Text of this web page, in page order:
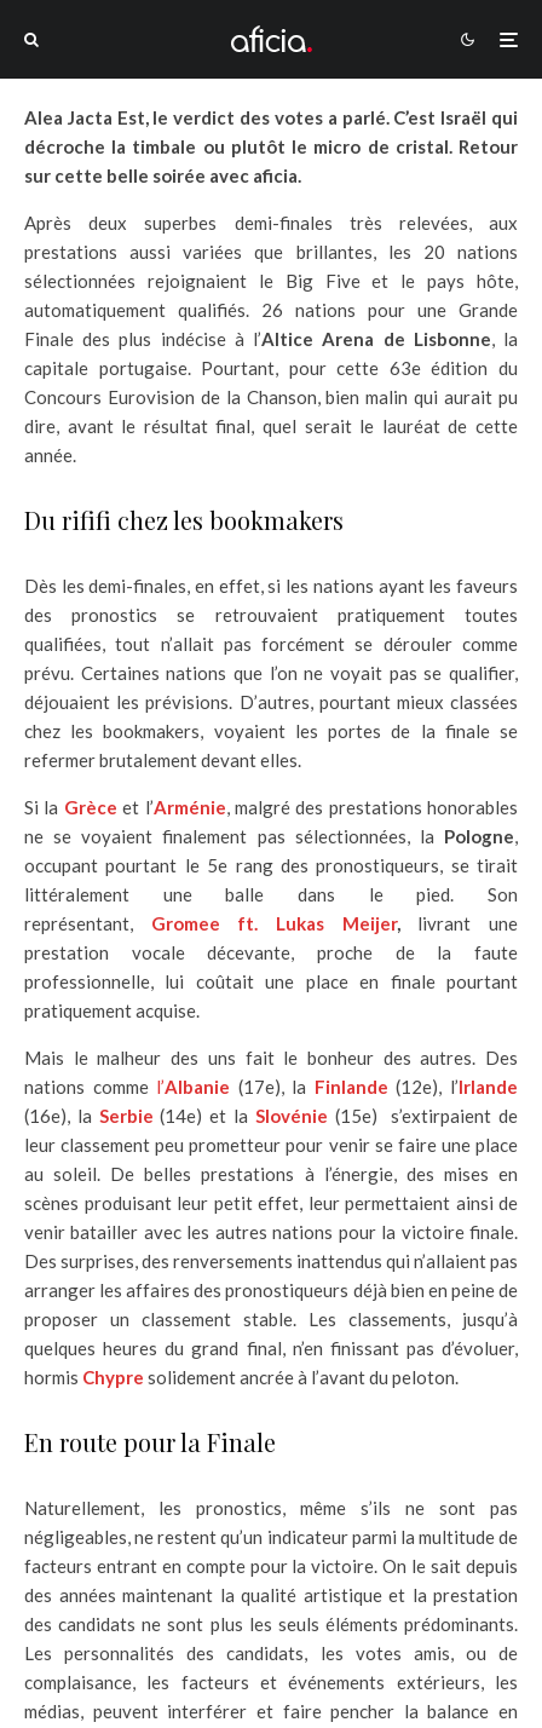
Alea Jacta Est, le verdict des votes a parlé. C’est Israël qui
décroche la timbale ou plutôt le micro de cristal. Retour
sur cette belle soirée avec aficia.
Après deux superbes demi-finales très relevées, aux
prestations aussi variées que brillantes, les 20 nations
sélectionnées rejoignaient le Big Five et le pays hôte,
automatiquement qualifiés. 26 nations pour une Grande
Finale des plus indécise à l’Altice Arena de Lisbonne, la
capitale portugaise. Pourtant, pour cette 63e édition du
Concours Eurovision de la Chanson, bien malin qui aurait pu
dire, avant le résultat final, quel serait le lauréat de cette
année.
Du rififi chez les bookmakers
Dès les demi-finales, en effet, si les nations ayant les faveurs
des pronostics se retrouvaient pratiquement toutes
qualifiées, tout n’allait pas forcément se dérouler comme
prévu. Certaines nations que l’on ne voyait pas se qualifier,
déjouaient les prévisions. D’autres, pourtant mieux classées
chez les bookmakers, voyaient les portes de la finale se
refermer brutalement devant elles.
Si la Grèce et l’Arménie, malgré des prestations honorables
ne se voyaient finalement pas sélectionnées, la Pologne,
occupant pourtant le 5e rang des pronostiqueurs, se tirait
littéralement une balle dans le pied. Son
représentant, Gromee ft. Lukas Meijer,livrant une
prestation vocale décevante, proche de la faute
professionnelle, lui coûtait une place en finale pourtant
pratiquement acquise.
Mais le malheur des uns fait le bonheur des autres. Des
nations comme l’Albanie (17e), la Finlande (12e), l’Irlande
(16e), la Serbie (14e) et la Slovénie (15e) s’extirpaient de
leur classement peu prometteur pour venir se faire une place
au soleil. De belles prestations à l’énergie, des mises en
scènes produisant leur petit effet, leur permettaient ainsi de
venir batailler avec les autres nations pour la victoire finale.
Des surprises, des renversements inattendus qui n’allaient pas
arranger les affaires des pronostiqueurs déjà bien en peine de
proposer un classement stable. Les classements, jusqu’à
quelques heures du grand final, n’en finissant pas d’évoluer,
hormis Chypre solidement ancrée à l’avant du peloton.
En route pour la Finale
Naturellement, les pronostics, même s’ils ne sont pas
négligeables, ne restent qu’un indicateur parmi la multitude de
facteurs entrant en compte pour la victoire. On le sait depuis
des années maintenant la qualité artistique et la prestation
des candidats ne sont plus les seuls éléments prédominants.
Les personnalités des candidats, les votes amis, ou de
complaisance, les facteurs et événements extérieurs, les
médias, peuvent interférer et faire pencher la balance en